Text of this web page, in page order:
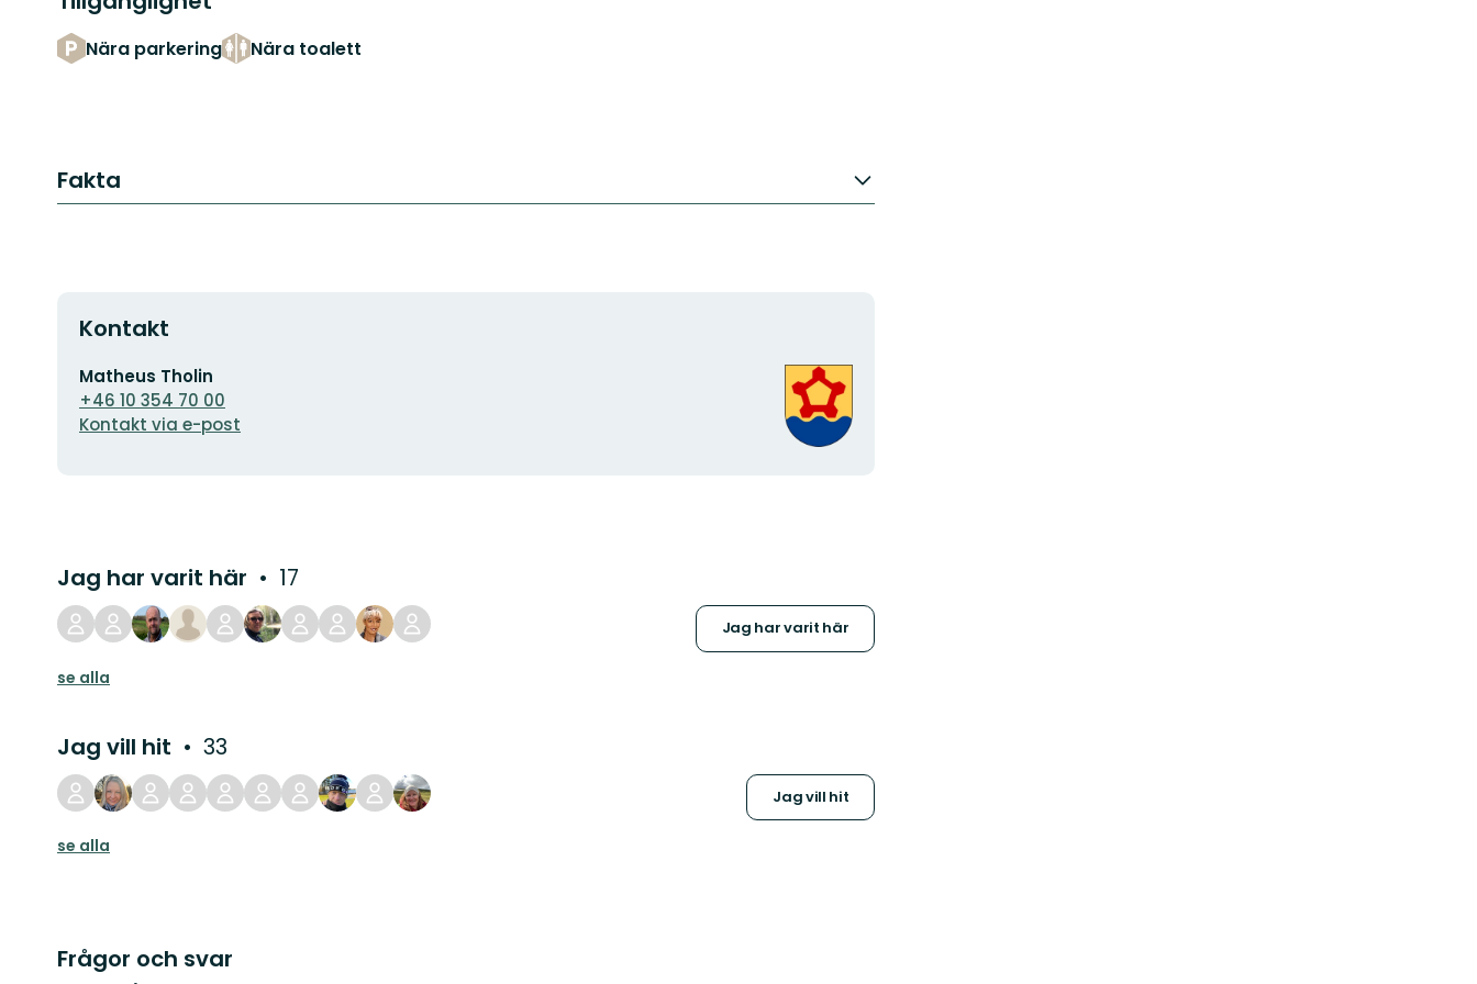
Nära parkering Nära toalett
Fakta
Kontakt
E-
postadress
Matheus Tholin
+46 10 354 70 00
Kontakt via e-post
Organisationens
logotyp
Jag har varit här 17
Jag har varit här
se alla
Jag vill hit 33
Jag vill hit
se alla
Frågor och svar